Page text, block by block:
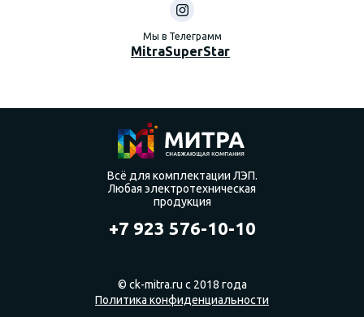
Мы в Телеграмм
MitraSuperStar
Всё для комплектации ЛЭП.
Любая электротехническая
продукция
+7 923 576-10-10
© ck-mitra.ru с 2018 года
Политика конфиденциальности